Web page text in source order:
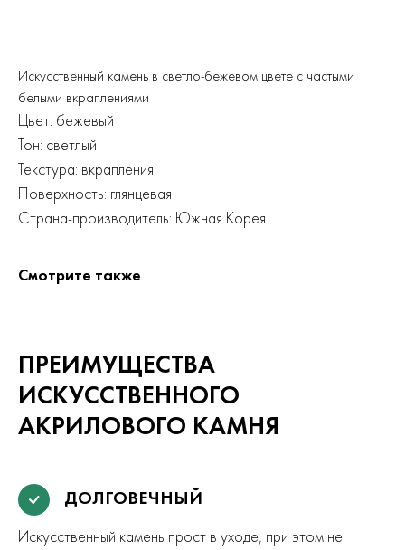
Искусственный камень в светло-бежевом цвете с частыми
белыми вкраплениями
Цвет: бежевый
Тон: светлый
Текстура: вкрапления
Поверхность: глянцевая
Страна-производитель: Южная Корея
Смотрите также
ПРЕИМУЩЕСТВА
ИСКУССТВЕННОГО
АКРИЛОВОГО КАМНЯ
ДОЛГОВЕЧНЫЙ
Искусственный камень прост в уходе, при этом не